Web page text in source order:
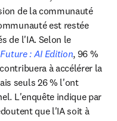
de la communauté
est restée
de l'IA. Selon le
: AI Edition, 96 %
à accélérer la
seuls 26 % l'ont
L'enquête indique par
que l'IA soit à